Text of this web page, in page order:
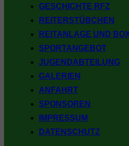
GESCHICHTE RFZ
REITERSTÜBCHEN
REITANLAGE UND
SPORTANGEBOT
JUGENDABTEILUNG
GALERIEN
ANFAHRT
SPONSOREN
IMPRESSUM
DATENSCHUTZ